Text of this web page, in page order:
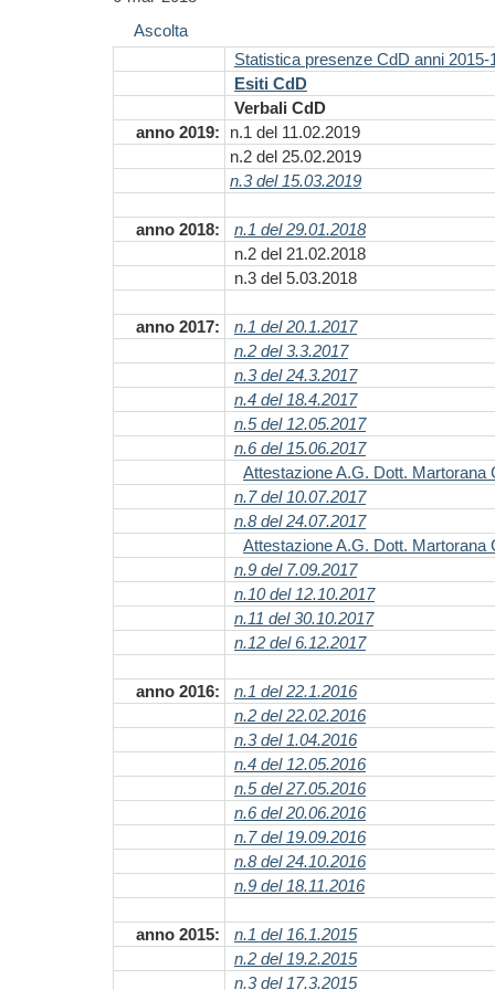
Ascolta
Statistica presenze CdD anni 2015-
Esiti CdD
Verbali CdD
anno 2019:
n.1 del 11.02.2019
n.2 del 25.02.2019
n.3 del 15.03.2019
anno 2018:
n.1 del 29.01.2018
n.2 del 21.02.2018
n.3 del 5.03.2018
anno 2017:
n.1 del 20.1.2017
n.2 del 3.3.2017
n.3 del 24.3.2017
n.4 del 18.4.2017
n.5 del 12.05.2017
n.6 del 15.06.2017
Attestazione A.G. Dott. Martorana
n.7 del 10.07.2017
n.8 del 24.07.2017
Attestazione A.G. Dott. Martorana
n.9 del 7.09.2017
n.10 del 12.10.2017
n.11 del 30.10.2017
n.12 del 6.12.2017
anno 2016:
n.1 del 22.1.2016
n.2 del 22.02.2016
n.3 del 1.04.2016
n.4 del 12.05.2016
n.5 del 27.05.2016
n.6 del 20.06.2016
n.7 del 19.09.2016
n.8 del 24.10.2016
n.9 del 18.11.2016
anno 2015:
n.1 del 16.1.2015
n.2 del 19.2.2015
n.3 del 17.3.2015